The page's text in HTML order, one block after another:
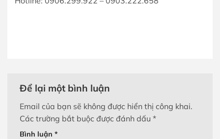
Để lại một bình luận
Email của bạn sẽ không được hiển thị công khai.
Các trường bắt buộc được đánh dấu *
Bình luận *